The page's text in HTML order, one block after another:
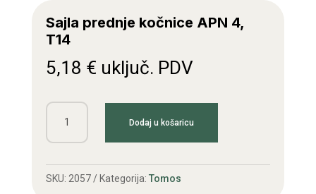
Sajla prednje kočnice APN 4,
T14
5,18 € uključ. PDV
Sajla
prednje
APN
4,
Dodaj u košaricu
SKU: 2057 Kategorija: Tomos